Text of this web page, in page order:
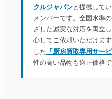
クルジャパンと提携して
メンバーです。全国水準
ざした誠実な対応を両立
心してご依頼いただけま
した 「厨房買取専用サービ
性の高い品物も適正価格で